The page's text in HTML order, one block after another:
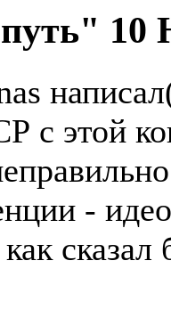
10
с этой
-